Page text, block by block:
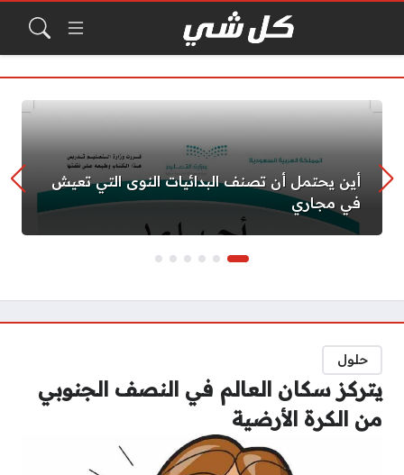
أين يحتمل أن تصنف البدائيات النوى التي تعيش
في مجاري
حلول
يتركز سكان العالم في النصف الجنوبي
من الكرة الأرضية